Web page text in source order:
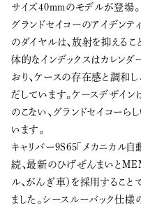
サイズ40mmのモデルが登場。
グランドセイコーのアイデンテ
のダイヤルは、放射を抑える
体的なインデックスはカレン
おり、ケースの存在感と調和
だしています。ケースデザイ
のこない、グランドセイコーら
います。
キャリバー9S65「メカニカル
続、最新のひげぜんまいと
ル、がんぎ車）を採用するこ
ました。シースルーバック仕